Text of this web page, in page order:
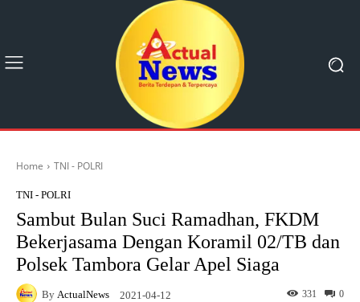
Home TNI - POLRI
TNI - POLRI
Sambut Bulan Suci Ramadhan, FKDM
Bekerjasama Dengan Koramil 02/TB dan
Polsek Tambora Gelar Apel Siaga
By ActualNews 2021-04-12 0
331